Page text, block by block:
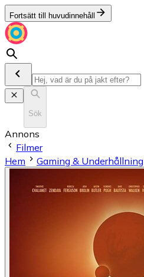
Fortsätt till huvudinnehåll
Sök
Annons
Filmer
Hem
Gaming & Underhållning